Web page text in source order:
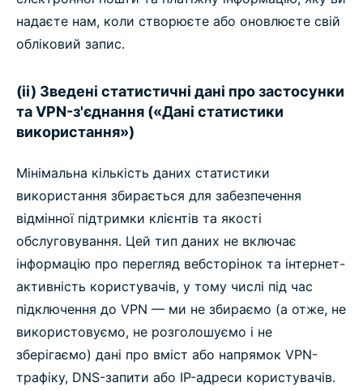
надаєте нам, коли створюєте або оновлюєте свій
обліковий запис.
(ii) Зведені статистичні дані про застосунки
та VPN-з'єднання («Дані статистики
використання»)
Мінімальна кількість даних статистики
використання збирається для забезпечення
відмінної підтримки клієнтів та якості
обслуговування. Цей тип даних не включає
інформацію про перегляд вебсторінок та інтернет-
активність користувачів, у тому числі під час
підключення до VPN — ми не збираємо (а отже, не
використовуємо, не розголошуємо і не
зберігаємо) дані про вміст або напрямок VPN-
трафіку, DNS-запити або IP-адреси користувачів.